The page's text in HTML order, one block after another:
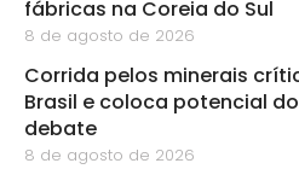
fábricas na Coreia do Sul
8 de agosto de 2026
Corrida pelos minerais
Brasil e coloca potencial
debate
8 de agosto de 2026